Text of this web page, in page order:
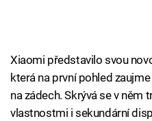
Xiaomi představilo svou
která na první pohled
na zádech. Skrývá se v něm
vlastnostmi i sekundární